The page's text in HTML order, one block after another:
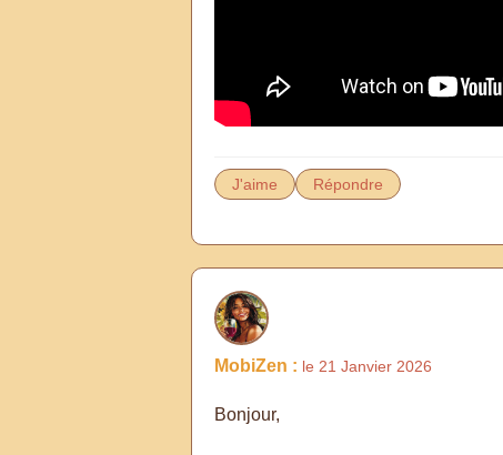
J'aime Répondre
MobiZen : le 21 Janvier 2026
Bonjour,